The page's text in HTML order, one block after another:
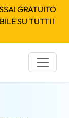
GRATUITO
SU TUTTI I